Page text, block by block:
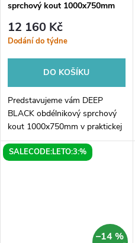
sprchový kout 1000x750mm
12 160 Kč
Dodání do týdne
DO KOŠÍKU
Predstavujeme vám DEEP
BLACK obdélnikový sprchový
kout 1000x750mm v praktickej
L/P variante s moderným
dizajnom. Tento luxusný
SALECODE:LETO:3:%
–14 %